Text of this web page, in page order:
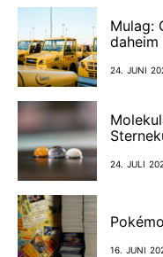
Mulag:
daheim
24. JUNI
24. JULI
16. JUNI